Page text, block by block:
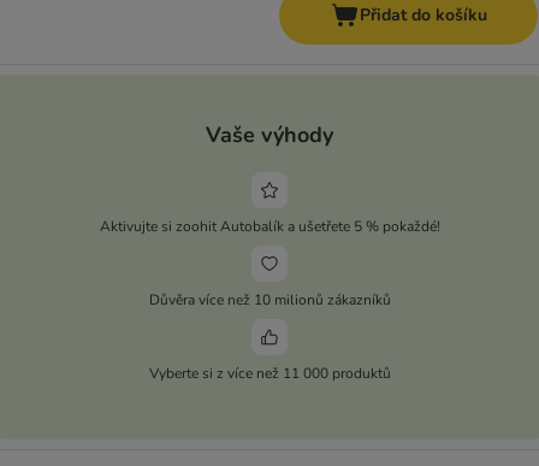
Přidat do košíku
Vaše výhody
Aktivujte si zoohit Autobalík a ušetřete 5 % pokaždé!
Důvěra více než 10 milionů zákazníků
Vyberte si z více než 11 000 produktů